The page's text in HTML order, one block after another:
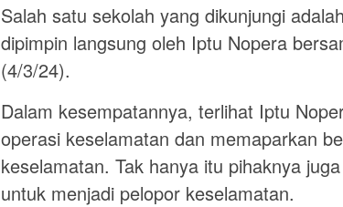
Salah satu sekolah yang dikunjungi
dipimpin langsung oleh Iptu Nopera
(4/3/24).
Dalam kesempatannya, terlihat Iptu
operasi keselamatan dan memaparkan
keselamatan. Tak hanya itu pihaknya
untuk menjadi pelopor keselamatan.